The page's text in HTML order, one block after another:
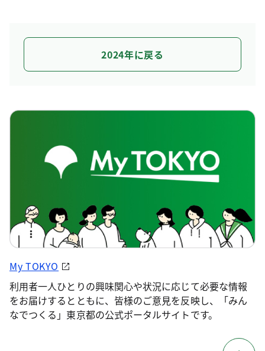
2024年に戻る
My TOKYO
利用者一人ひとりの興味関心や状況に応じて必要な情報
をお届けするとともに、皆様のご意見を反映し、「みん
なでつくる」東京都の公式ポータルサイトです。